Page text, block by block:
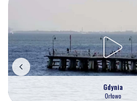
Gdynia
Orłowo